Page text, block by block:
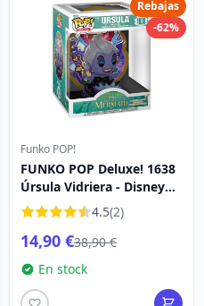
Rebajas
-62%
Funko POP!
FUNKO POP Deluxe! 1638
Úrsula Vidriera - Disney
Villains
4.5(2)
14,90 €38,90 €
En stock